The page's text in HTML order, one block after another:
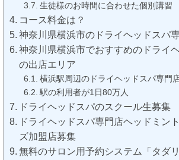
生徒様のお時間に合わせた個別講習
コース料金は？
神奈川県横浜市のドライヘッドスパ
神奈川県横浜市でおすすめのドライ
の出店エリア
横浜駅周辺のドライヘッドスパ専門
駅の利用者が1日80万人
ドライヘッドスパのスクール生募集
ドライヘッドスパ専門店ヘッドミン
ズ加盟店募集
無料のサロン用予約システム「タダリ